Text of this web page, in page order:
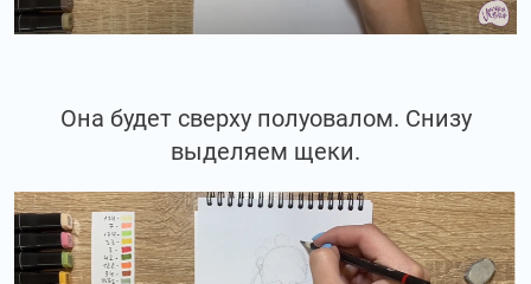
Она будет сверху полуовалом. Снизу
выделяем щеки.